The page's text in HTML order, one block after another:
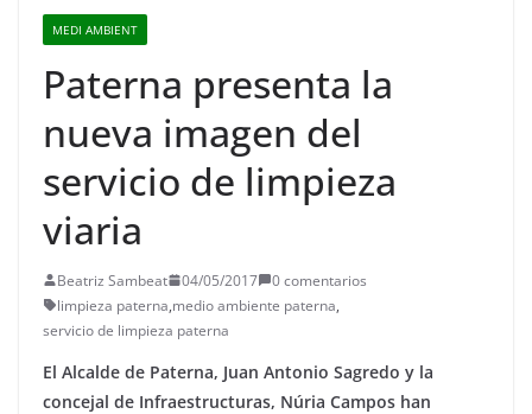
MEDI AMBIENT
Paterna presenta la
nueva imagen del
servicio de limpieza
viaria
Beatriz Sambeat 04/05/2017
0 comentarios
limpieza paterna,medio ambiente paterna,
servicio de limpieza paterna
El Alcalde de Paterna, Juan Antonio Sagredo y la
concejal de Infraestructuras, Núria Campos han